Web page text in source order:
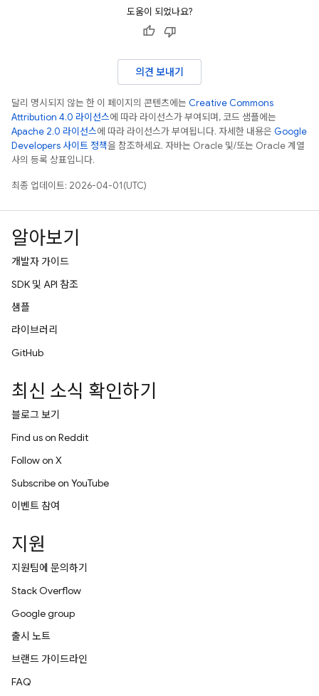
도움이 되었나요?
의견 보내기
달리 명시되지 않는 한 이 페이지의 콘텐츠에는 Creative Commons
Attribution 4.0 라이선스에 따라 라이선스가 부여되며, 코드 샘플에는
Apache 2.0 라이선스에 따라 라이선스가 부여됩니다. 자세한 내용은 Google
Developers 사이트 정책을 참조하세요. 자바는 Oracle 및/또는 Oracle 계열
사의 등록 상표입니다.
최종 업데이트: 2026-04-01(UTC)
알아보기
개발자 가이드
SDK 및 API 참조
샘플
라이브러리
GitHub
최신 소식 확인하기
블로그 보기
Find us on Reddit
Follow on X
Subscribe on YouTube
이벤트 참여
지원
지원팀에 문의하기
Stack Overflow
Google group
출시 노트
브랜드 가이드라인
FAQ